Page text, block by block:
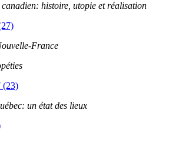
histoire, utopie et réalisation
France
(23)
un état des lieux